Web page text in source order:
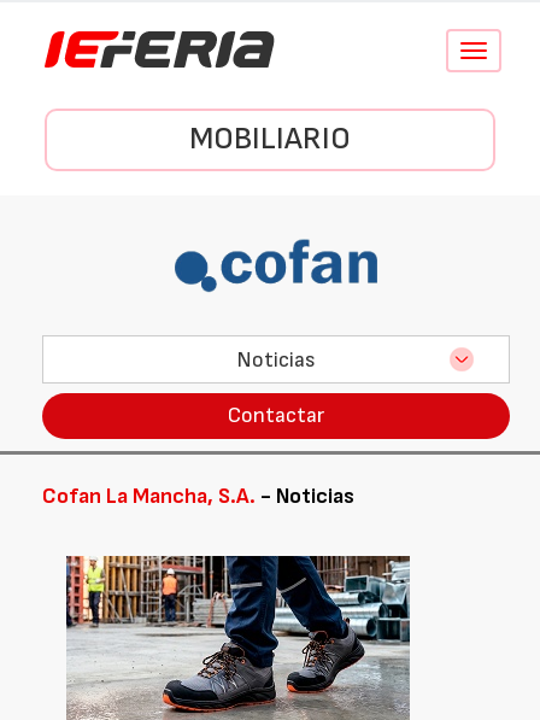
Conmutar
MOBILIARIO
Noticias
Contactar
Cofan La Mancha, S.A. - Noticias